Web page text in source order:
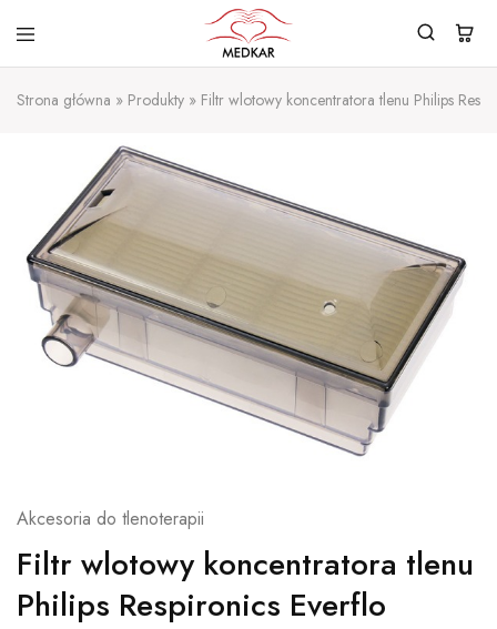
MEDKAR
Koncentratory
tlenu
–
tlenoterapii
–
Kondensatory
–
Medkar
Strona główna » Produkty » Filtr wlotowy koncentratora tlenu Philips
Akcesoria do tlenoterapii
Filtr wlotowy koncentratora tlenu
Philips Respironics Everflo